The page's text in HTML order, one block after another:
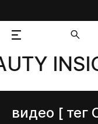
видео [ тег